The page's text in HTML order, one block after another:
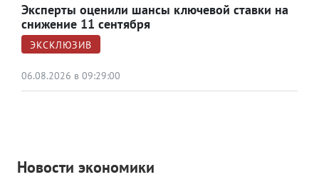
Эксперты оценили шансы ключевой ставки на
снижение 11 сентября
ЭКСКЛЮЗИВ
06.08.2026 в 09:29:00
Новости экономики